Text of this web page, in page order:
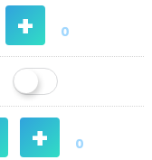
+ 0
+ 0